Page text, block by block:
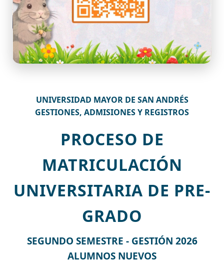
UNIVERSIDAD MAYOR DE SAN ANDRÉS
GESTIONES, ADMISIONES Y REGISTROS
PROCESO DE
MATRICULACIÓN
UNIVERSITARIA DE PRE-
GRADO
SEGUNDO SEMESTRE - GESTIÓN 2026
ALUMNOS NUEVOS